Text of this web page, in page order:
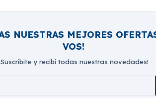
NUESTRAS MEJORES
VOS!
y recibí todas nuestras novedades!